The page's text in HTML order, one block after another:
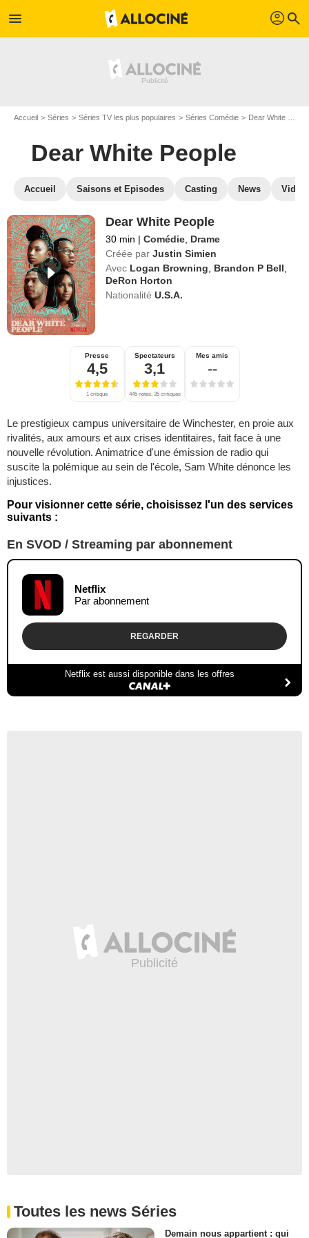
menu profil search
Accueil Séries Séries TV les plus populaires Séries Comédie Dear White People
Dear White People
Accueil Saisons et Episodes Casting News
Dear White People
30 min | Comédie Drame
Créée par Justin Simien
Avec Logan Browning Brandon P Bell
DeRon Horton
Nationalité U.S.A.
Presse
4,5
1 critique
Spectateurs
3,1
445 notes, 35 critiques
Mes amis
--
Le prestigieux campus universitaire de Winchester, en proie aux
rivalités, aux amours et aux crises identitaires, fait face à une
nouvelle révolution. Animatrice d'une émission de radio qui
suscite la polémique au sein de l'école, Sam White dénonce les
injustices.
Pour visionner cette série, choisissez l'un des services
suivants :
En SVOD / Streaming par abonnement
Netflix
Par abonnement
REGARDER
Netflix est aussi disponible dans les offres
Toutes les news Séries
Demain nous appartient : qui